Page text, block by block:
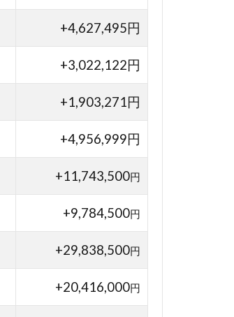
+4,627,495円
+3,022,122円
+1,903,271円
+4,956,999円
+11,743,500円
+9,784,500円
+29,838,500円
+20,416,000円